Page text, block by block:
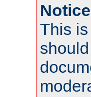
This